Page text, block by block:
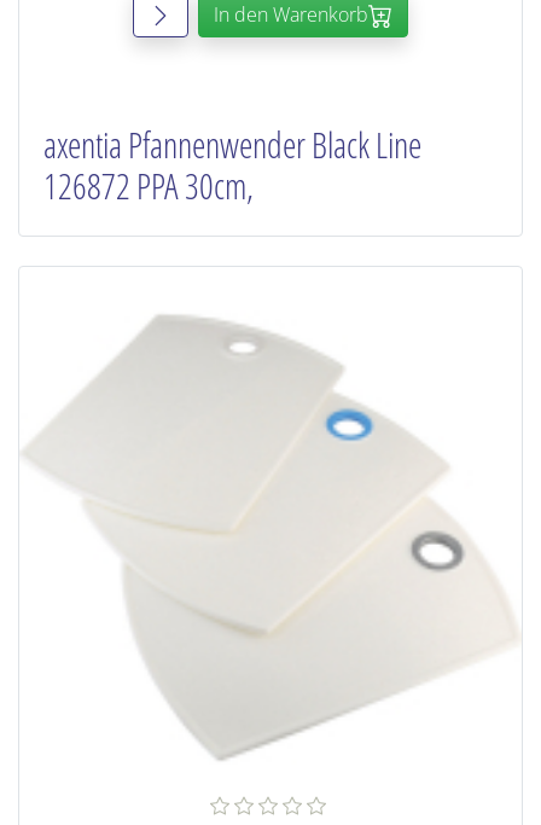
In den Warenkorb
axentia Pfannenwender Black Line
126872 PPA 30cm,